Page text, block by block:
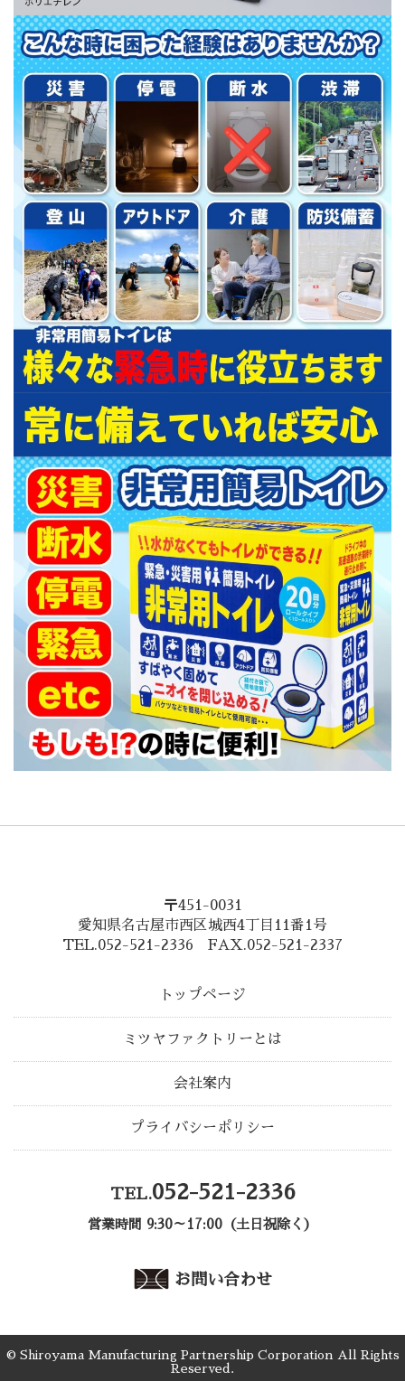
〒451-0031
愛知県名古屋市西区城西4丁目11番1号
TEL.052-521-2336 FAX.052-521-2337
トップページ
ミツヤファクトリーとは
会社案内
プライバシーポリシー
TEL.052-521-2336
営業時間 9:30～17:00（土日祝除く）
お問い合わせ
© Shiroyama Manufacturing Partnership Corporation All Rights
Reserved.